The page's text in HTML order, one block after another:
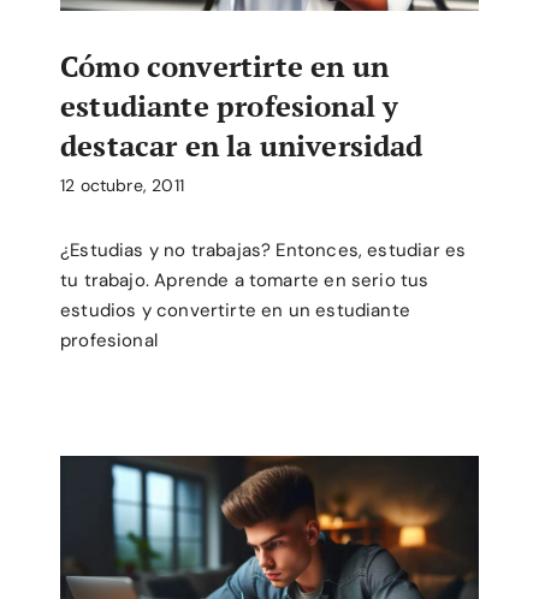
Cómo convertirte en un
estudiante profesional y
destacar en la universidad
12 octubre, 2011
¿Estudias y no trabajas? Entonces, estudiar es
tu trabajo. Aprende a tomarte en serio tus
estudios y convertirte en un estudiante
profesional